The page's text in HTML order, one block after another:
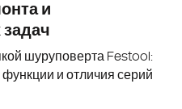
и
шуруповерта Festool:
и отличия серий